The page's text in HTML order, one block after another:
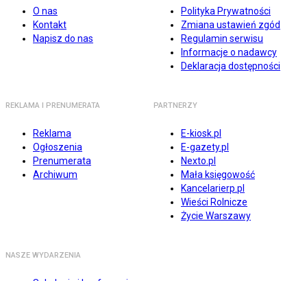
O nas
Kontakt
Napisz do nas
Polityka Prywatności
Zmiana ustawień zgód
Regulamin serwisu
Informacje o nadawcy
Deklaracja dostępności
REKLAMA I PRENUMERATA
Reklama
Ogłoszenia
Prenumerata
Archiwum
PARTNERZY
E-kiosk.pl
E-gazety.pl
Nexto.pl
Mała księgowość
Kancelarierp.pl
Wieści Rolnicze
Życie Warszawy
NASZE WYDARZENIA